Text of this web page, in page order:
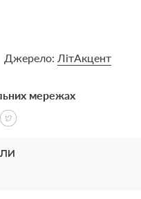
Джерело: ЛітАкцент
мережах